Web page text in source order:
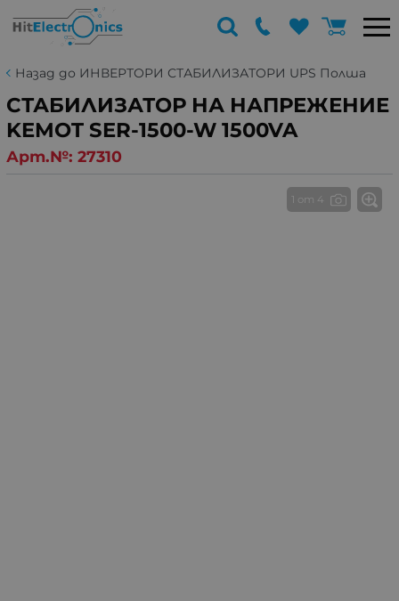
Назад до ИНВЕРТОРИ СТАБИЛИЗАТОРИ UPS Полша
СТАБИЛИЗАТОР НА НАПРЕЖЕНИЕ
KEMOT SER-1500-W 1500VA
Арт.№: 27310
1 от 4